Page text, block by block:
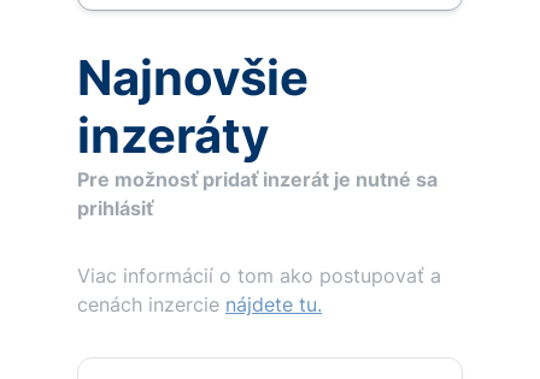
Najnovšie
inzeráty
Pre možnosť pridať inzerát je nutné sa
prihlásiť
Viac informácií o tom ako postupovať a
cenách inzercie nájdete tu.